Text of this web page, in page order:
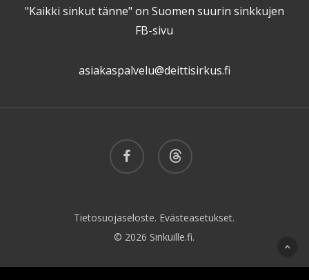
"Kaikki sinkut tänne" on Suomen suurin sinkkujen
FB-sivu
asiakaspalvelu@deittisirkus.fi
facebook threads
Tietosuojaseloste. Evästeasetukset.
© 2026 Sinkuille.fi.